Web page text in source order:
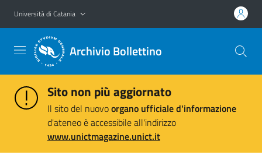
Vai al contenuto principale
Vai al menu di navigazione
Università di Catania
Archivio Bollettino
Sito non più aggiornato
Il sito del nuovoorgano ufficiale d'informazione
d'ateneo è accessibile all'indirizzo
www.unictmagazine.unict.it